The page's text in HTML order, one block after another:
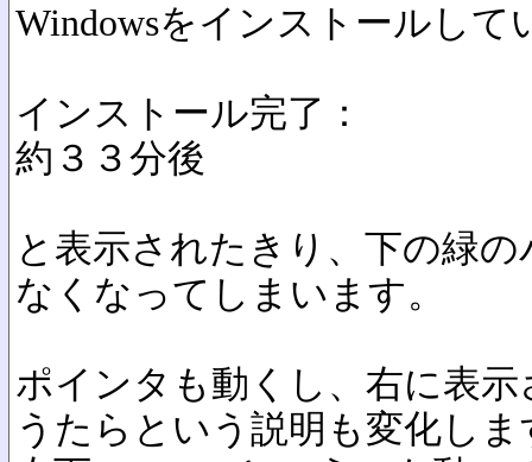
Windowsをインストールして
インストール完了：
約３３分後
と表示されたきり、下の緑
なくなってしまいます。
ポインタも動くし、右に表
うたらという説明も変化しま